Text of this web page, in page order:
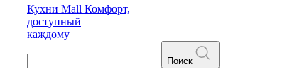
Кухни Mall Комфорт,
доступный
каждому
Поиск